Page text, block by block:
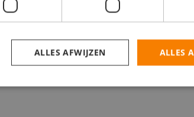
Tussen 12 - 20 per week
ALLES
ALLES AFWIJZEN